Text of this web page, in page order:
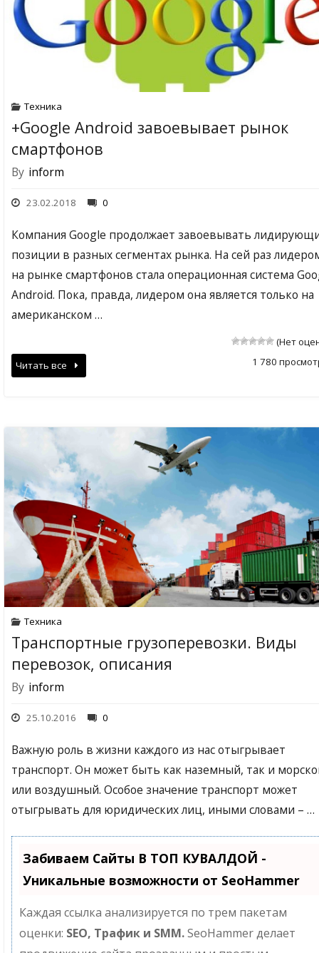
Техника
+Google Android завоевывает рынок
смартфонов
By inform
23.02.2018 0
Компания Google продолжает завоевывать
позиции в разных сегментах рынка. На сей раз
на рынке смартфонов стала операционная система
Android. Пока, правда, лидером она является только на
американском …
(Нет
1 780
Читать все
Техника
Транспортные грузоперевозки. Виды
перевозок, описания
By inform
25.10.2016 0
Важную роль в жизни каждого из нас отыгрывает
транспорт. Он может быть как наземный, так и
или воздушный. Особое значение транспорт может
отыгрывать для юридических лиц, иными словами – …
Забиваем Сайты В ТОП КУВАЛДОЙ -
Уникальные возможности от SeoHammer
Каждая ссылка анализируется по трем пакетам
оценки: SEO, Трафик и SMM.SeoHammer делает